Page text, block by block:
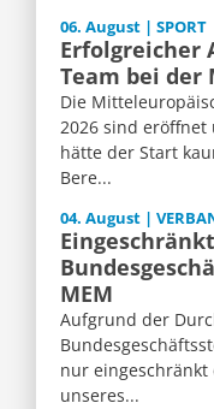
06. August | SPORT
Erfolgreicher
Team bei der
Die
2026 sind eröffnet
hätte der Start
Bere...
04. August |
MEM
Aufgrund der
nur
unseres...